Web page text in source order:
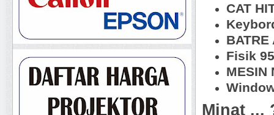
CAT
BATRE
Fisik
MESIN
Minat ...